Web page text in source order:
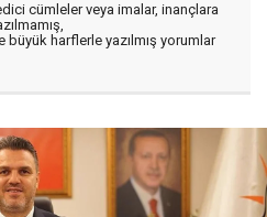
cümleler veya imalar, inançlara
büyük harflerle yazılmış yorumlar